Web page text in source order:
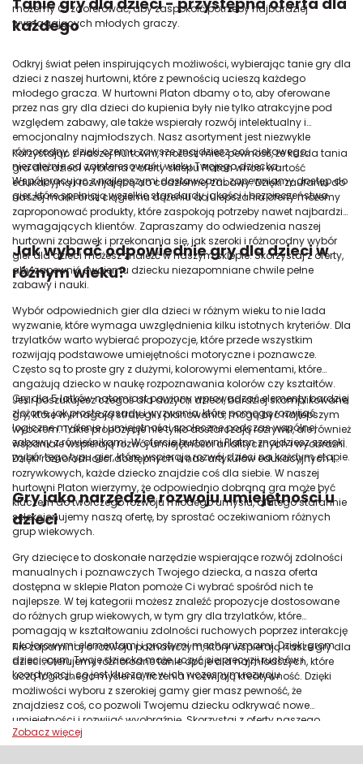
możemy Ci zaoferować, aby zaspokoić potrzeby najbardziej
wymagających młodych graczy.
każdego
Odkryj świat pełen inspirujących możliwości, wybierając tanie gry dla
dzieci z naszej hurtowni, które z pewnością ucieszą każdego
młodego gracza. W hurtowni Platon dbamy o to, aby oferowane
przez nas gry dla dzieci do kupienia były nie tylko atrakcyjne pod
względem zabawy, ale także wspierały rozwój intelektualny i
emocjonalny najmłodszych. Nasz asortyment jest niezwykle
różnorodny, dzięki czemu zawsze znajdziesz coś ciekawego,
niezależnie od zainteresowań i wieku Twojego dziecka.
Współpracując z najlepszymi dostawcami, zapewniamy dostęp do
gier, które spełniają wszelkie standardy jakości i bezpieczeństwa.
Korzystając z naszej hurtowni, możesz mieć pewność, że każda tania
gra dla dzieci wybrana z oferty sklepu Platon wnosi wartość
edukacyjną i rozwijającą do codziennej zabawy. Dzięki zaufaniu do
naszej marki oraz ciągłemu dążeniu do ulepszania oferty możemy
zaproponować produkty, które zaspokoją potrzeby nawet najbardziej
wymagających klientów. Zapraszamy do odwiedzenia naszej
hurtowni zabaweki przekonania się, jak szeroki i różnorodny wybór
gier dla dzieci możesz znaleźć w naszym sklepie. Skorzystaj z oferty,
aby zapewnić swojemu dziecku niezapomniane chwile pełne
zabawy i nauki.
Jak wybrać odpowiednie gry dla dzieci w
różnym wieku?
Wybór odpowiednich gier dla dzieci w różnym wieku to nie lada
wyzwanie, które wymaga uwzględnienia kilku istotnych kryteriów. Dla
trzylatków warto wybierać propozycje, które przede wszystkim
rozwijają podstawowe umiejętności motoryczne i poznawcze.
Często są to proste gry z dużymi, kolorowymi elementami, które
angażują dziecko w naukę rozpoznawania kolorów czy kształtów.
Gry dla 5 latków natomiast powinny wprowadzać elementy bardziej
złożone, jak proste zasady i wyzwania, które pomogą rozwijać
logiczne myślenie i umiejętności społeczne podczas wspólnej
zabawy z rówieśnikami. W ofercie hurtowni Platon znajdziesz szeroki
wybór tego typu gier, które wspierają rozwój dzieci na każdym etapie.
Jeśli poszukujesz czegoś dla dużych dzieci, bardziej skomplikowane
gry, które wymagają strategii i planowania, mogą być najlepszym
wyborem. Takie propozycje nie tylko dostarczają rozrywki, ale również
wspaniale wspierają rozwój umiejętności analitycznych i wyobraźni.
Dzięki różnorodności dostępnych u nas artykułów edukacyjnych i
rozrywkowych, każde dziecko znajdzie coś dla siebie. W naszej
hurtowni Platon wierzymy, że odpowiednio dobrana gra może być
kluczem do twórczego rozwoju młodego umysłu, dlatego starannie
selekcjonujemy naszą ofertę, by sprostać oczekiwaniom różnych
grup wiekowych.
Gry jako narzędzie rozwoju umiejętności u
dzieci
Gry dziecięce to doskonałe narzędzie wspierające rozwój zdolności
manualnych i poznawczych Twojego dziecka, a nasza oferta
dostępna w sklepie Platon pomoże Ci wybrać spośród nich te
najlepsze. W tej kategorii możesz znaleźć propozycje dostosowane
do różnych grup wiekowych, w tym gry dla trzylatków, które
pomagają w kształtowaniu zdolności ruchowych poprzez interakcję
z kolorowymi elementami i prostymi mechanizmami. Dzięki grom
dziecięcym, Twoje dziecko może uczyć się precyzji ruchów i
koordynacji, co jest kluczowe w ich wczesnym rozwoju.
Nie zapominaj o rozwoju poznawczym, który wspierają nasze gry dla
dzieci. Oferujemy różnorodne tanie opcje dla najmłodszych, które
uczą logicznego myślenia, liczenia i rozwijają kreatywność. Dzięki
możliwości wyboru z szerokiej gamy gier masz pewność, że
znajdziesz coś, co pozwoli Twojemu dziecku odkrywać nowe
umiejętności i rozwijać wyobraźnię. Skorzystaj z oferty naszego
sklepu Platon, by zapewnić swojemu dziecku nie tylko rozrywkę, ale
też wartościowe wsparcie edukacyjne na każdym etapie rozwoju.